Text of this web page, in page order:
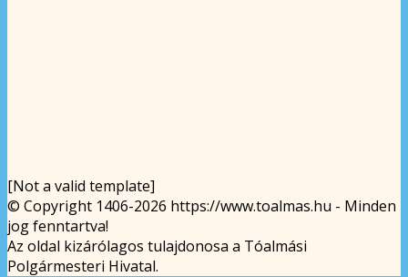
[Not a valid template]
© Copyright 1406-2026 https://www.toalmas.hu - Minden
jog fenntartva!
Az oldal kizárólagos tulajdonosa a Tóalmási
Polgármesteri Hivatal.